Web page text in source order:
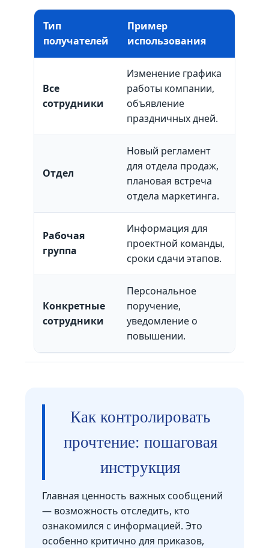
Тип
получателей
Пример
использования
Все
сотрудники
Изменение графика
работы компании,
объявление
праздничных дней.
Отдел
Новый регламент
для отдела продаж,
плановая встреча
отдела маркетинга.
Рабочая
группа
Информация для
проектной команды,
сроки сдачи этапов.
Конкретные
сотрудники
Персональное
поручение,
уведомление о
повышении.
Как контролировать
прочтение: пошаговая
инструкция
Главная ценность важных сообщений
— возможность отследить, кто
ознакомился с информацией. Это
особенно критично для приказов,